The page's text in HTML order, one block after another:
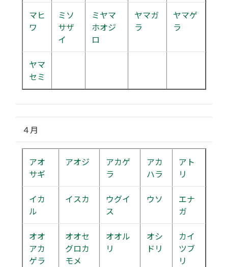
マヒ
ワ
ミソ
サザ
イ
ミヤマ
ホオジ
ロ
ヤマガ
ラ
ヤマゲ
ラ
ヤマ
セミ
４月
アオ
サギ
アオジ
アカゲ
ラ
アカ
ハラ
アト
リ
イカ
ル
イスカ
ウグイ
ス
ウソ
エナ
ガ
オオ
アカ
ゲラ
オオセ
グロカ
モメ
オオル
リ
オシ
ドリ
カイ
ツブ
リ